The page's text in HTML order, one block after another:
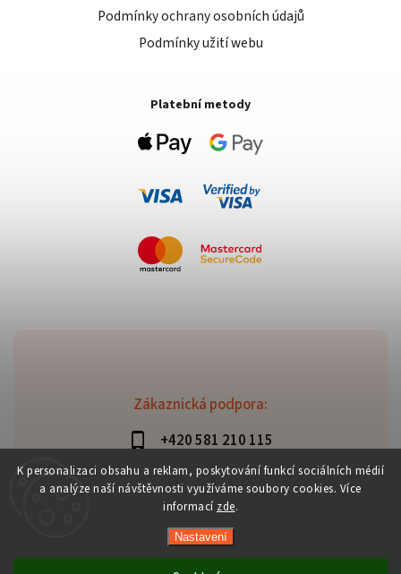
K personalizaci obsahu a reklam, poskytování funkcí sociálních médií
a analýze naší návštěvnosti využíváme soubory cookies. Více
informací zde.
Nastavení
Zákaznická podpora:
+420 581 210 115
info@davaztechnik.cz
Podmínky ochrany osobních údajů
Podmínky užití webu
Platební metody
Copyright 2026Daniš Davaztechnik. Všechna práva